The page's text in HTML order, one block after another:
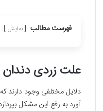
فهرست مطالب نمایش
علت زردی
دلایل مختلفی وجود دارند
آورد به رفع این مشکل